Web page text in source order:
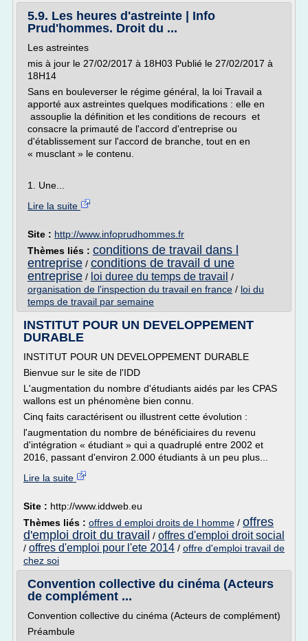
5.9. Les heures d'astreinte | Info
Prud'hommes. Droit du ...
Les astreintes
mis à jour le 27/02/2017 à 18H03 Publié le 27/02/2017 à
18H14
Sans en bouleverser le régime général, la loi Travail a
apporté aux astreintes quelques modifications : elle en
assouplie la définition et les conditions de recours et
consacre la primauté de l'accord d'entreprise ou
d'établissement sur l'accord de branche, tout en en
« musclant » le contenu.
1. Une...
Lire la suite
Site : http://www.infoprudhommes.fr
Thèmes liés : conditions de travail dans l
entreprise / conditions de travail d une
entreprise / loi duree du temps de travail /
organisation de l'inspection du travail en france / loi du
temps de travail par semaine
INSTITUT POUR UN DEVELOPPEMENT
DURABLE
INSTITUT POUR UN DEVELOPPEMENT DURABLE
Bienvue sur le site de l'IDD
L'augmentation du nombre d'étudiants aidés par les CPAS
wallons est un phénomène bien connu.
Cinq faits caractérisent ou illustrent cette évolution :
l'augmentation du nombre de bénéficiaires du revenu
d'intégration « étudiant » qui a quadruplé entre 2002 et
2016, passant d'environ 2.000 étudiants à un peu plus...
Lire la suite
Site : http://www.iddweb.eu
Thèmes liés : offres d emploi droits de l homme / offres
d'emploi droit du travail / offres d'emploi droit social
/ offres d'emploi pour l'ete 2014 / offre d'emploi travail de
chez soi
Convention collective du cinéma (Acteurs
de complément ...
Convention collective du cinéma (Acteurs de complément)
Préambule